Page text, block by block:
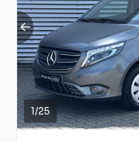
1/25